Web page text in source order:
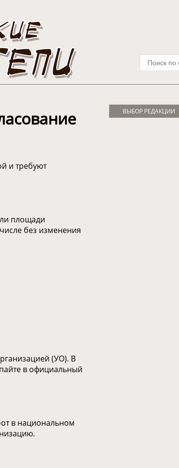
и требуют
площади
без изменения
(УО). В
в официальный
в национальном
ВЫБОР РЕДАКЦИИ